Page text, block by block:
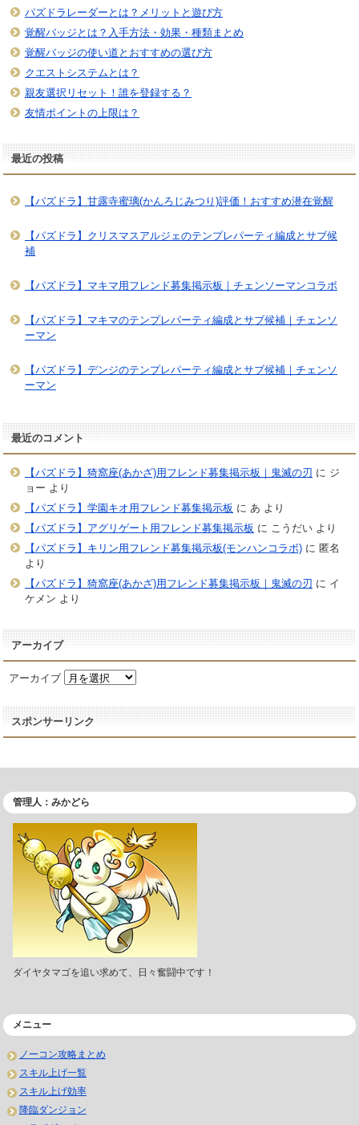
パズドラレーダーとは？メリットと遊び方
覚醒バッジとは？入手方法・効果・種類まとめ
覚醒バッジの使い道とおすすめの選び方
クエストシステムとは？
親友選択リセット！誰を登録する？
友情ポイントの上限は？
最近の投稿
【パズドラ】甘露寺蜜璃(かんろじみつり)評価！おすすめ潜在覚醒
【パズドラ】クリスマスアルジェのテンプレパーティ編成とサブ候
補
【パズドラ】マキマ用フレンド募集掲示板｜チェンソーマンコラボ
【パズドラ】マキマのテンプレパーティ編成とサブ候補｜チェンソ
ーマン
【パズドラ】デンジのテンプレパーティ編成とサブ候補｜チェンソ
ーマン
最近のコメント
【パズドラ】猗窩座(あかざ)用フレンド募集掲示板｜鬼滅の刃 に ジ
ョー より
【パズドラ】学園キオ用フレンド募集掲示板 に あ より
【パズドラ】アグリゲート用フレンド募集掲示板 に こうだいより
【パズドラ】キリン用フレンド募集掲示板(モンハンコラボ)に 匿名
より
【パズドラ】猗窩座(あかざ)用フレンド募集掲示板｜鬼滅の刃 に イ
ケメン より
アーカイブ
アーカイブ
スポンサーリンク
管理人：みかどら
ダイヤタマゴを追い求めて、日々奮闘中です！
メニュー
ノーコン攻略まとめ
スキル上げ一覧
スキル上げ効率
降臨ダンジョン